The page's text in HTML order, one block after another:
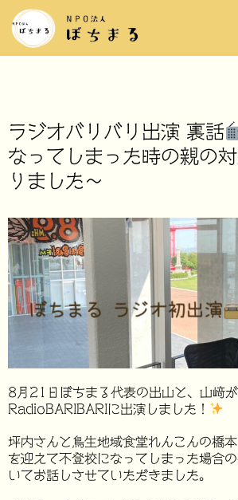
ラジオバリバリ出演 裏話
なってしまった時の親の
りました〜
8月21日ぼちまる代表の出山と、山﨑
RadioBARIBARIに出演しました！
坪内さんと鳥生地域食堂れんこんの橋
を迎えて不登校になってしまった場合
いてお話しさせていただきました。